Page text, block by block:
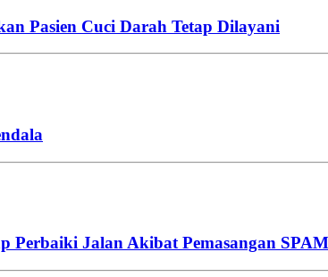
Pasien Cuci Darah Tetap Dilayani
Jalan Akibat Pemasangan SPAM